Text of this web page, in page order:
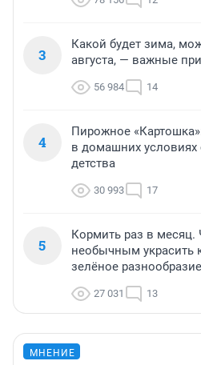
3
Какой будет зима,
августа, — важные
56 984 14
4
Пирожное
в домашних
детства
30 993 17
5
Кормить раз в
необычным украсить
зелёное
27 031 13
МНЕНИЕ